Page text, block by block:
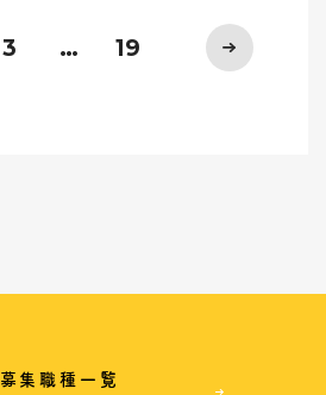
3 … 19
募集職種一覧